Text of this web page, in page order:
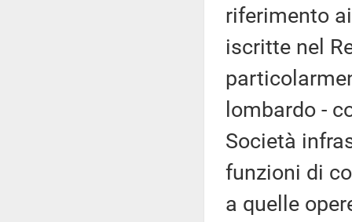
riferimento
iscritte nel
lombardo -
Società
funzioni di
a quelle